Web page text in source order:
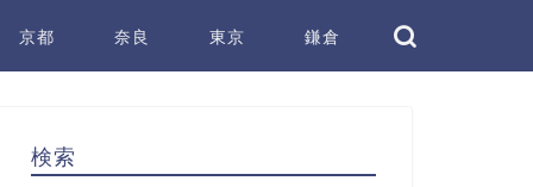
京都 奈良 東京 鎌倉
検索